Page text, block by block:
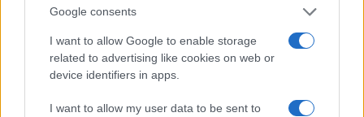
Google consents
I want to allow Google to enable storage
related to advertising like cookies on web or
device identifiers in apps.
I want to allow my user data to be sent to